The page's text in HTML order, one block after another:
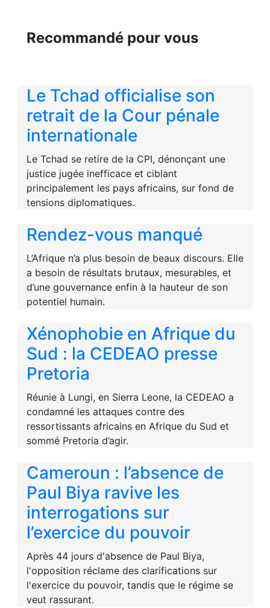
Recommandé pour vous
Le Tchad officialise son
retrait de la Cour pénale
internationale
Le Tchad se retire de la CPI, dénonçant une
justice jugée inefficace et ciblant
principalement les pays africains, sur fond de
tensions diplomatiques.
Rendez-vous manqué
L’Afrique n’a plus besoin de beaux discours. Elle
a besoin de résultats brutaux, mesurables, et
d’une gouvernance enfin à la hauteur de son
potentiel humain.
Xénophobie en Afrique du
Sud : la CEDEAO presse
Pretoria
Réunie à Lungi, en Sierra Leone, la CEDEAO a
condamné les attaques contre des
ressortissants africains en Afrique du Sud et
sommé Pretoria d’agir.
Cameroun : l’absence de
Paul Biya ravive les
interrogations sur
l’exercice du pouvoir
Après 44 jours d'absence de Paul Biya,
l'opposition réclame des clarifications sur
l'exercice du pouvoir, tandis que le régime se
veut rassurant.